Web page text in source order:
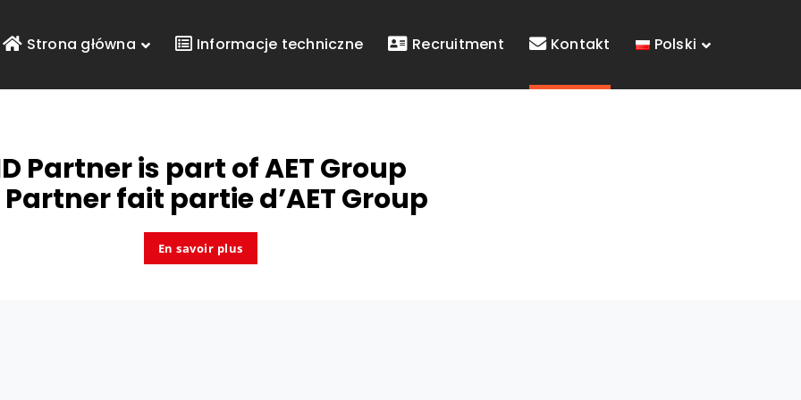
Strona główna Informacje techniczne Recruitment Kontakt Polski
Partner is part ofAET Group
Partner fait partie d’AET Group
En savoir plus